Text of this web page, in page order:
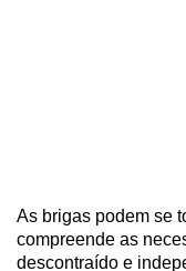
As brigas podem se
compreende as
descontraído e